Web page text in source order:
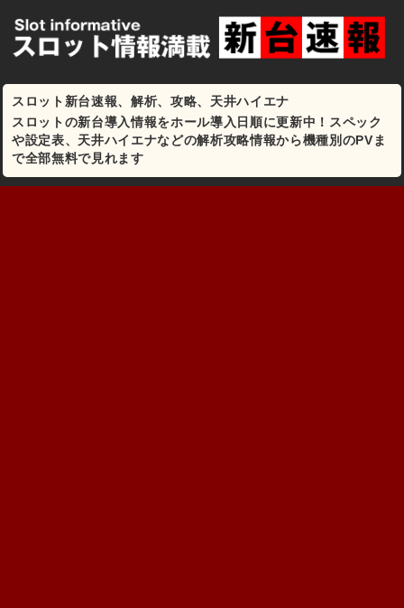
スロット新台速報、解析、攻略、天井ハイエナ
スロットの新台導入情報をホール導入日順に更新中！スペック
や設定表、天井ハイエナなどの解析攻略情報から機種別のPVま
で全部無料で見れます